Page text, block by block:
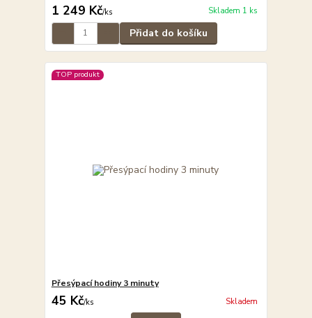
1 249 Kč/ks Skladem 1 ks
Přidat do košíku
TOP produkt
Přesýpací hodiny 3 minuty
45 Kč/ks Skladem